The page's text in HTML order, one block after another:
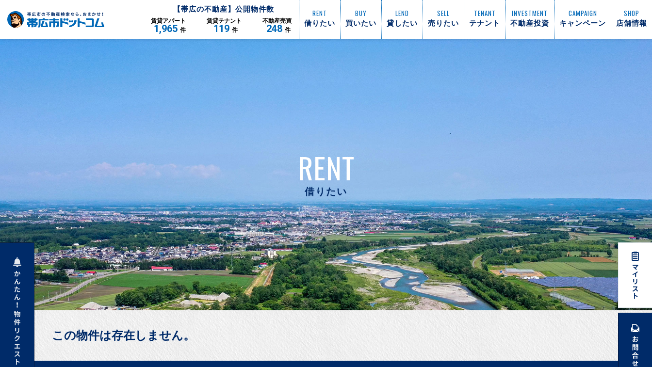
【帯広の不動産】公開物件数
賃貸アパート
1,965 件
賃貸テナント
119 件
不動産売買
248 件
RENT
借りたい
BUY
買いたい
LEND
貸したい
SELL
売りたい
TENANT
テナント
INVESTMENT
不動産投資
CAMPAIGN
キャンペーン
SHOP
店舗情報
RENT
借りたい
この物件は存在しません。